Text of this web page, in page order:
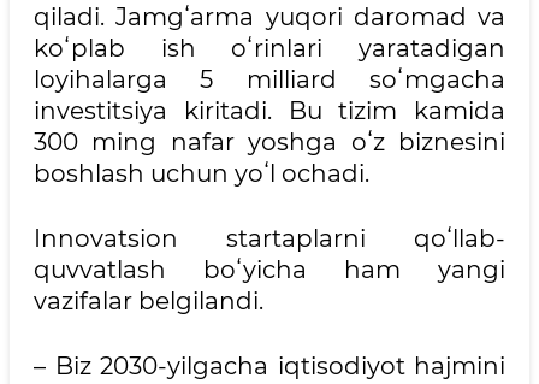
qiladi. Jamgʻarma yuqori daromad va
koʻplab ish oʻrinlari yaratadigan
loyihalarga 5 milliard soʻmgacha
investitsiya kiritadi. Bu tizim kamida
300 ming nafar yoshga oʻz biznesini
boshlash uchun yoʻl ochadi.
Innovatsion startaplarni qoʻllab-
quvvatlash boʻyicha ham yangi
vazifalar belgilandi.
– Biz 2030-yilgacha iqtisodiyot hajmini